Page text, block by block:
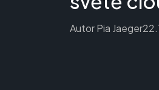
AutorPia Jaeger